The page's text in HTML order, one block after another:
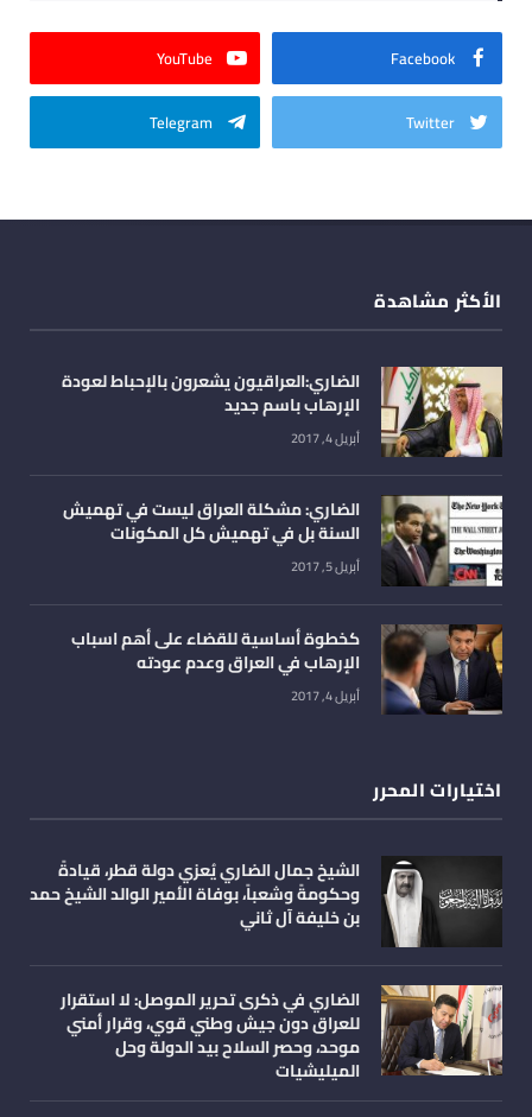
Facebook
YouTube
Twitter
Telegram
الأكثر مشاهدة
الضاري:العراقيون يشعرون بالإحباط لعودة
الإرهاب باسم جديد
أبريل 4, 2017
الضاري: مشكلة العراق ليست في تهميش
السنة بل في تهميش كل المكونات
أبريل 5, 2017
كخطوة أساسية للقضاء على أهم اسباب
الإرهاب في العراق وعدم عودته
أبريل 4, 2017
اختيارات المحرر
الشيخ جمال الضاري يُعزي دولة قطر، قيادةً
وحكومةً وشعباً، بوفاة الأمير الوالد الشيخ حمد
بن خليفة آل ثاني
الضاري في ذكرى تحرير الموصل: لا استقرار
للعراق دون جيش وطني قوي، وقرار أمني
موحد، وحصر السلاح بيد الدولة وحل
الميليشيات